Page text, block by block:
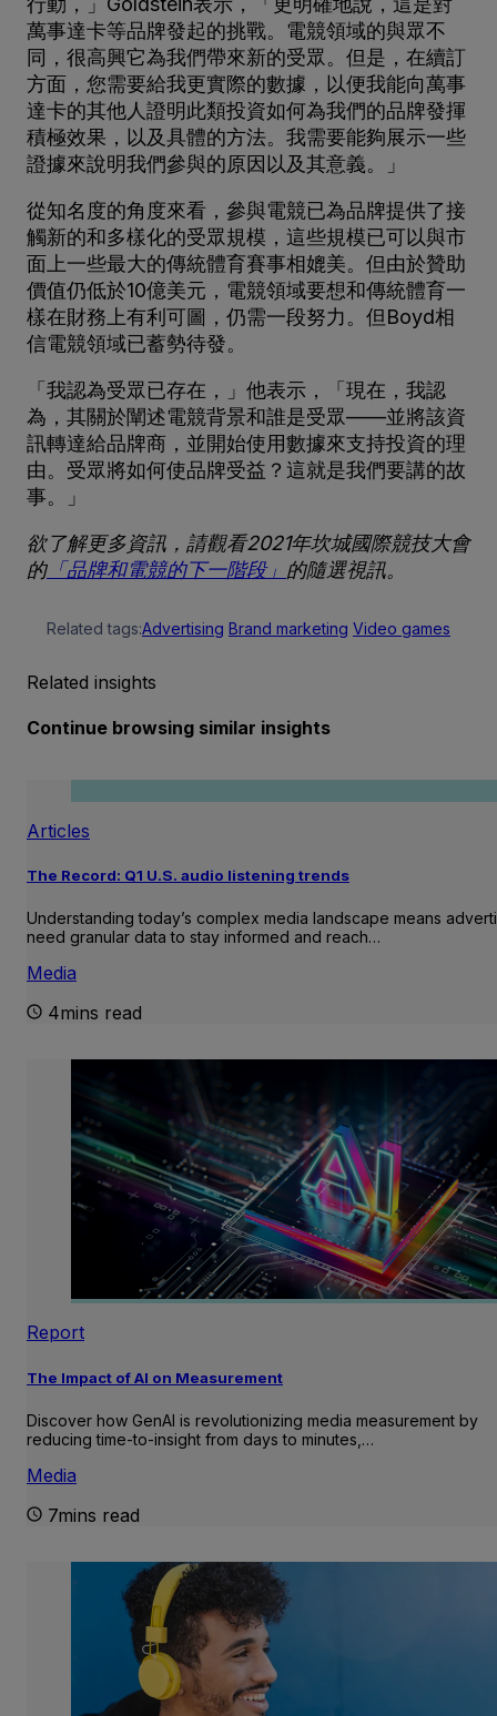
萬事達卡等品牌發起的挑戰。電競領域的與眾不
同，很高興它為我們帶來新的受眾。但是，在續訂
方面，您需要給我更實際的數據，以便我能向萬事
達卡的其他人證明此類投資如何為我們的品牌發揮
積極效果，以及具體的方法。我需要能夠展示一些
證據來說明我們參與的原因以及其意義。」
從知名度的角度來看，參與電競已為品牌提供了接
觸新的和多樣化的受眾規模，這些規模已可以與市
面上一些最大的傳統體育賽事相媲美。但由於贊助
價值仍低於10億美元，電競領域要想和傳統體育一
樣在財務上有利可圖，仍需一段努力。但Boyd相
信電競領域已蓄勢待發。
「我認為受眾已存在，」他表示，「現在，我認
為，其關於闡述電競背景和誰是受眾——並將該資
訊轉達給品牌商，並開始使用數據來支持投資的理
由。受眾將如何使品牌受益？這就是我們要講的故
事。」
欲了解更多資訊，請觀看2021年坎城國際競技大會
的「品牌和電競的下一階段」 的隨選視訊。
Related tags:Advertising Brand marketing Video games
Related insights
Continue browsing similar insights
Articles
The Record: Q1 U.S. audio listening trends
Understanding today’s complex media landscape means
need granular data to stay informed and reach…
Media
4mins read
Report
The Impact of AI on Measurement
Discover how GenAI is revolutionizing media measurement by
reducing time-to-insight from days to minutes,…
Media
7mins read